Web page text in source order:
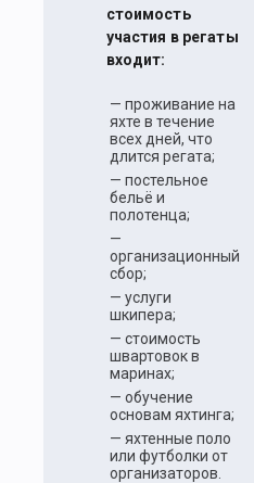
стоимость
участия в регаты
входит:
— проживание на
яхте в течение
всех дней, что
длится регата;
— постельное
бельё и
полотенца;
—
организационный
сбор;
— услуги
шкипера;
— стоимость
швартовок в
маринах;
— обучение
основам яхтинга;
— яхтенные поло
или футболки от
организаторов.